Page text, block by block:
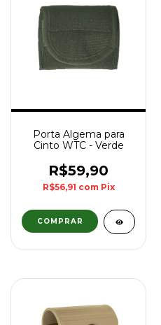
Porta Algema para
Cinto WTC - Verde
R$59,90
R$56,91 com Pix